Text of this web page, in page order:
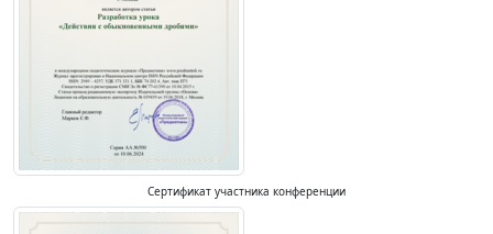
Сертификат участника конференции